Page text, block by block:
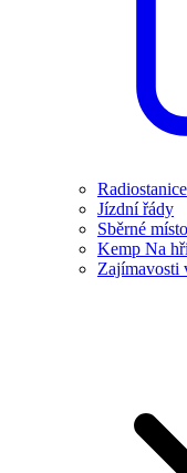
Radiostanice
Jízdní řády
Sběrné
Kemp Na
Zajímavosti